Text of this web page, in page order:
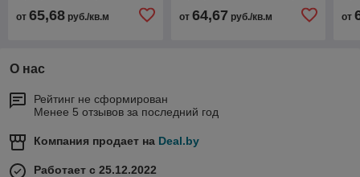
от 65,68 руб./кв.м от 64,67 руб./кв.м от
О нас
Рейтинг не сформирован
Менее 5 отзывов за последний год
Компания продает на Deal.by
Работает с 25.12.2022